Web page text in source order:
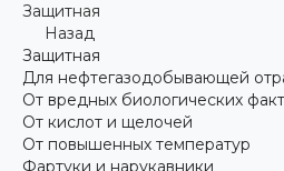
Защитная
Назад
Защитная
Для нефтегазодобывающей
От вредных биологических
От кислот и щелочей
От повышенных температур
Фартуки и нарукавники